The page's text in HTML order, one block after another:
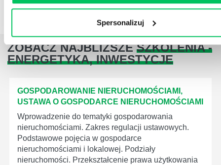
Spersonalizuj
ZOBACZ NAJBLIŻSZESZKOLENIA -
ENERGETYKA, INWESTYCJE
GOSPODAROWANIE NIERUCHOMOŚCIAMI,
USTAWA O GOSPODARCE NIERUCHOMOŚCIAMI
Wprowadzenie do tematyki gospodarowania
nieruchomościami. Zakres regulacji ustawowych.
Podstawowe pojęcia w gospodarce
nieruchomościami i lokalowej. Podziały
nieruchomości. Przekształcenie prawa użytkowania